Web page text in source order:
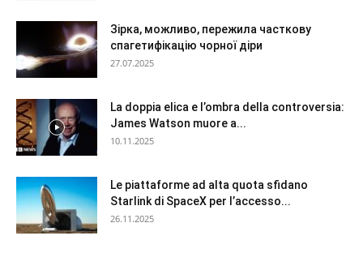
Зірка, можливо, пережила часткову
спагетифікацію чорної діри
27.07.2025
La doppia elica e l’ombra della controversia:
James Watson muore a...
10.11.2025
Le piattaforme ad alta quota sfidano
Starlink di SpaceX per l’accesso...
26.11.2025